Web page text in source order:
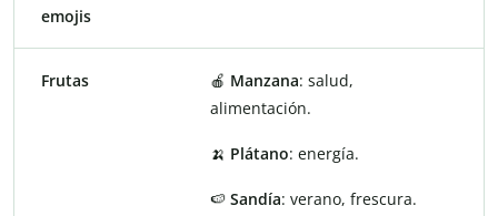
emojis
Frutas 🍎 Manzana: salud,
alimentación.
🍌 Plátano: energía.
🍉 Sandía: verano, frescura.